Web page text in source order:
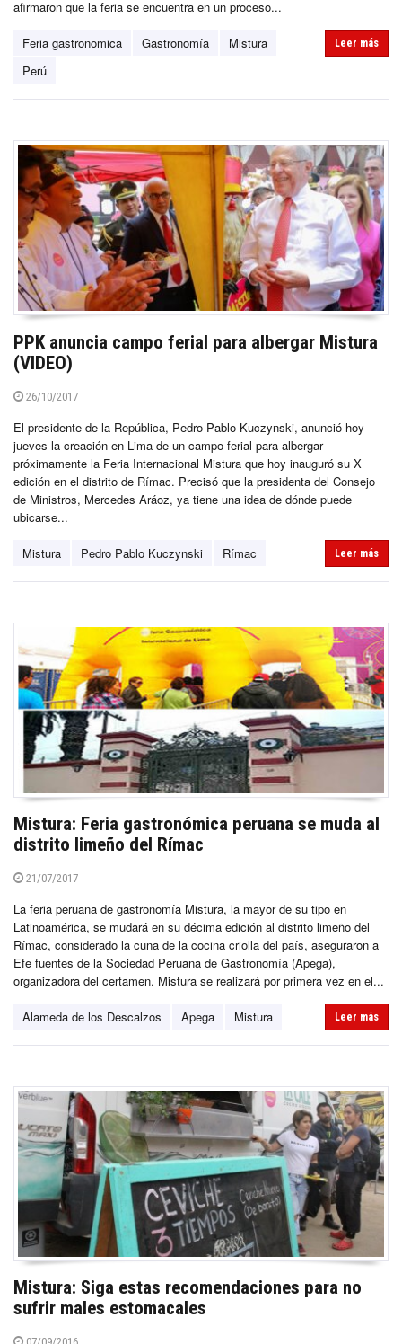
afirmaron que la feria se encuentra en un proceso...
Feria gastronomica Gastronomía
Mistura
Perú
Leer más
PPK anuncia campo ferial para albergar Mistura
(VIDEO)
26/10/2017
El presidente de la República, Pedro Pablo Kuczynski, anunció hoy
jueves la creación en Lima de un campo ferial para albergar
próximamente la Feria Internacional Mistura que hoy inauguró su X
edición en el distrito de Rímac. Precisó que la presidenta del Consejo
de Ministros, Mercedes Aráoz, ya tiene una idea de dónde puede
ubicarse...
Mistura Pedro Pablo Kuczynski Rímac Leer más
Mistura: Feria gastronómica peruana se muda al
distrito limeño del Rímac
21/07/2017
La feria peruana de gastronomía Mistura, la mayor de su tipo en
Latinoamérica, se mudará en su décima edición al distrito limeño del
Rímac, considerado la cuna de la cocina criolla del país, aseguraron a
Efe fuentes de la Sociedad Peruana de Gastronomía (Apega),
organizadora del certamen. Mistura se realizará por primera vez en el...
Alameda de los Descalzos Apega Mistura Leer más
Mistura: Siga estas recomendaciones para no
sufrir males estomacales